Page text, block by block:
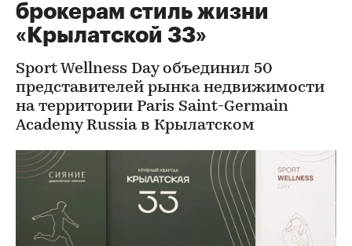
брокерам стиль жизни
«Крылатской 33»
Sport Wellness Day объединил 50
представителей рынка недвижимости
на территории Paris Saint-Germain
Academy Russia в Крылатском